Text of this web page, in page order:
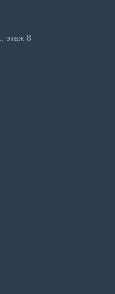
этаж 8